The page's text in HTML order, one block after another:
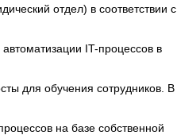
отдел) в соответствии с
IT-процессов в
для обучения сотрудников. В
на базе собственной